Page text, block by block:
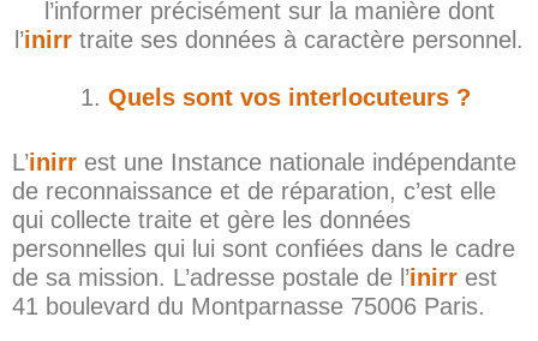
l’informer précisément sur la manière dont
l’inirr traite ses données à caractère personnel.
Quels sont vos interlocuteurs ?
L’inirr est une Instance nationale indépendante
de reconnaissance et de réparation, c’est elle
qui collecte traite et gère les données
personnelles qui lui sont confiées dans le cadre
de sa mission. L’adresse postale de l’inirr est
41 boulevard du Montparnasse 75006 Paris.